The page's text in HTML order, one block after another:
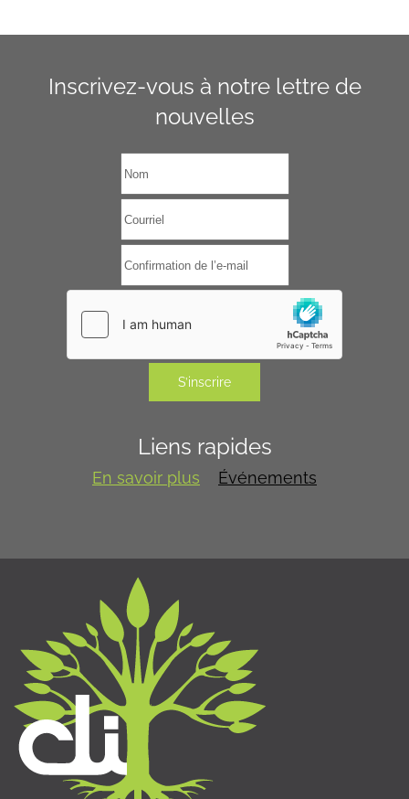
Inscrivez-vous à notre lettre de
nouvelles
S’inscrire
Liens rapides
En savoir plus Événements